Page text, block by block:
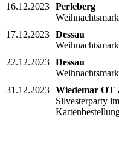
16.12.2023 Perleberg
17.12.2023 Dessau
22.12.2023 Dessau
31.12.2023 Wiedemar OT
Silvesterparty